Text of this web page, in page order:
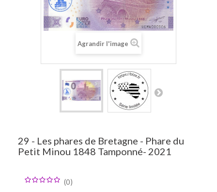
BILLETS MÉMOEURO
BILLETS ZÉRO SOUVENIR ITALIENS
F.A.Q (FOIRE AUX QUESTIONS)
Agrandir l'image
29 - Les phares de Bretagne - Phare du
Petit Minou 1848 Tamponné- 2021
(0)